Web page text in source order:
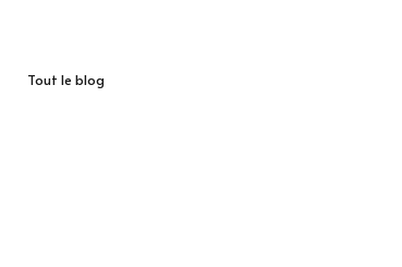
Tout le blog